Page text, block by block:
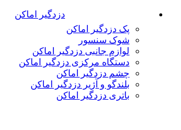
دزدگیر اماکن
پک دزدگیر اماکن
شوک سنسور
لوازم جانبی دزدگیر اماکن
دستگاه مرکزی دزدگیر اماکن
چشم دزدگیر اماکن
بلندگو و آژیر دزدگیر اماکن
باتری دزدگیر اماکن